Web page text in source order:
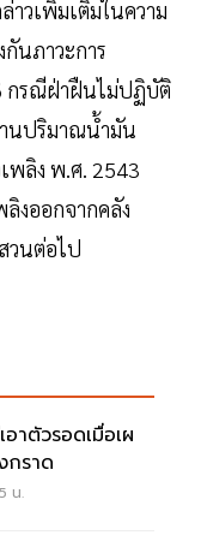
วเพิ่มเติมในความ
นภาวะการ
กรณีฝ่าฝืนไม่ปฏิบัติ
านปริมาณน้ำมัน
พลิง พ.ศ. 2543
งออกจากคลัง
วนต่อไป
ราด
น.